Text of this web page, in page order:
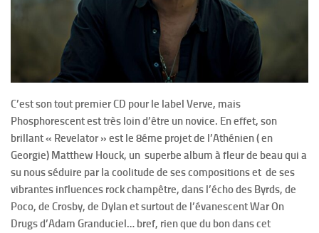
C’est son tout premier CD pour le label Verve, mais
Phosphorescent est très loin d’être un novice. En effet, son
brillant « Revelator » est le 8éme projet de l’Athénien ( en
Georgie) Matthew Houck, un superbe album à fleur de beau qui a
su nous séduire par la coolitude de ses compositions et de ses
vibrantes influences rock champêtre, dans l’écho des Byrds, de
Poco, de Crosby, de Dylan et surtout de l’évanescent War On
Drugs d’Adam Granduciel… bref, rien que du bon dans cet